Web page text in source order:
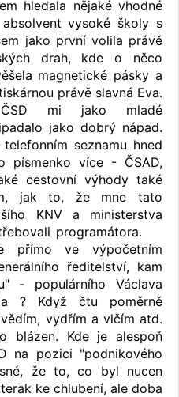
hledala nějaké vhodné
vysoké školy s
jako první volila právě
drah, kde o něco
magnetické pásky a
právě slavná Eva.
mi jako mladé
jako dobrý nápad.
seznamu hned
písmenko více - ČSAD,
cestovní výhody také
jak to, že mne tato
KNV a ministerstva
programátora.
přímo ve výpočetním
ředitelství, kam
- populárního Václava
? Když čtu poměrně
vydřím a vlčím atd.
blázen. Kde je alespoň
na pozici "podnikového
že to, co byl nucen
ke chlubení, ale doba